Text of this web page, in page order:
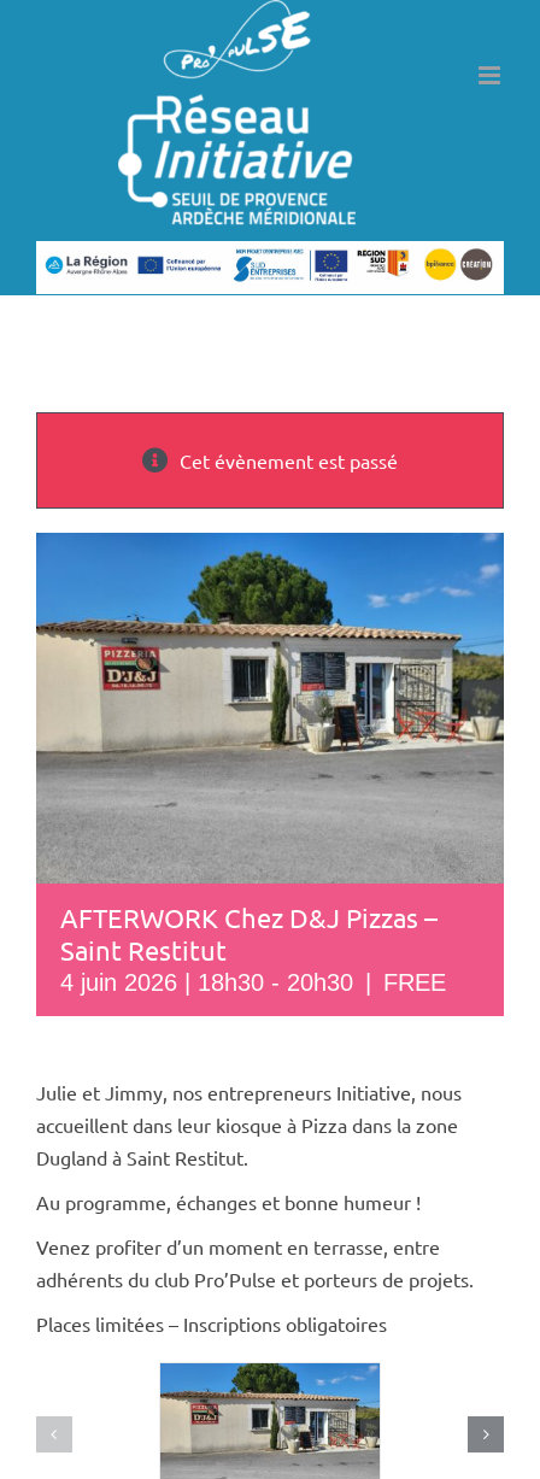
Cet évènement est passé
AFTERWORK Chez D&J Pizzas –
Saint Restitut
4 juin 2026 | 18h30 - 20h30 FREE
Julie et Jimmy, nos entrepreneurs Initiative, nous
accueillent dans leur kiosque à Pizza dans la zone
Dugland à Saint Restitut.
Au programme, échanges et bonne humeur !
Venez profiter d’un moment en terrasse, entre
adhérents du club Pro’Pulse et porteurs de projets.
Places limitées – Inscriptions obligatoires